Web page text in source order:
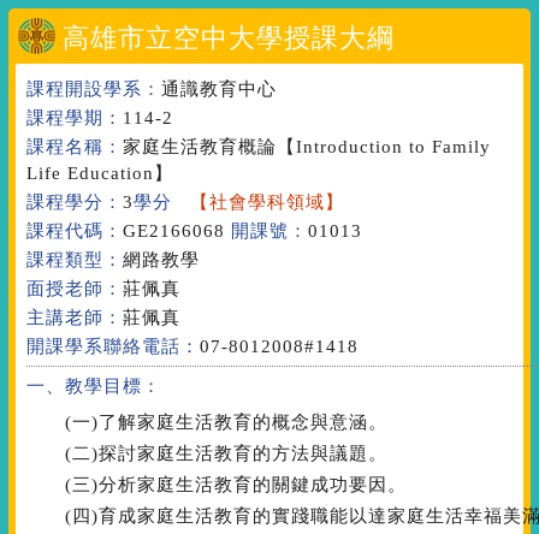
高雄市立空中大學授課大綱
課程開設學系： 通識教育中心
課程學期： 114-2
課程名稱： 家庭生活教育概論 【Introduction to Family
Life Education】
課程學分： 3學分
【社會學科領域】
課程代碼： GE2166068 開課號： 01013
課程類型： 網路教學
面授老師： 莊佩真
主講老師： 莊佩真
開課學系聯絡電話： 07-8012008#1418
一、教學目標：
(一)了解家庭生活教育的概念與意涵。
(二)探討家庭生活教育的方法與議題。
(三)分析家庭生活教育的關鍵成功要因。
(四)育成家庭生活教育的實踐職能以達家庭生活幸福美